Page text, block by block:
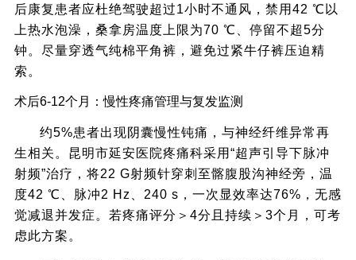
后康复患者应杜绝驾驶超过1小时不通风，禁用42 ℃以
上热水泡澡，桑拿房温度上限为70 ℃、停留不超5分
钟。尽量穿透气纯棉平角裤，避免过紧牛仔裤压迫精
索。
术后6-12个月：慢性疼痛管理与复发监测
约5%患者出现阴囊慢性钝痛，与神经纤维异常再
生相关。昆明市延安医院疼痛科采用“超声引导下脉冲
射频”治疗，将22 G射频针穿刺至髂腹股沟神经旁，温
度42 ℃、脉冲2 Hz、240 s，一次显效率达76%，无感
觉减退并发症。若疼痛评分＞4分且持续＞3个月，可考
虑此方案。